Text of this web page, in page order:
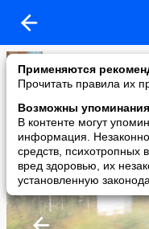
Применяются
Прочитать правила их
Возможны упоминания
В контенте могут
информация.
средств, психотропных
вред здоровью, их
установленную
(Женя)
added a photo
07 Sep в 08:47